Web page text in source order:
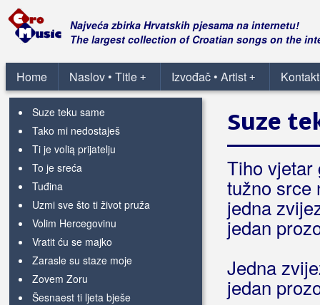
Najveća zbirka Hrvatskih pjesama na internetu!
The largest collection of Croatian songs on the
Home +
Naslov • Title +
Izvođač • Artist
Prođe mladost i ljepota
Samo jedan ti je dom
Srećo moja izgubljena
Stari momci
Suze teku same
Tako mi nedostaješ
Ti je volią prijatelju
To je sreća
Tuđina
Uzmi sve što ti život pruža
Volim Hercegovinu
Vratit ću se majko
Zarasle su staze moje
Zovem Zoru
Šesnaest ti ljeta bješe
Suze
Tiho vjetar
tužno srce
jedna
jedan
Jedna
jedan